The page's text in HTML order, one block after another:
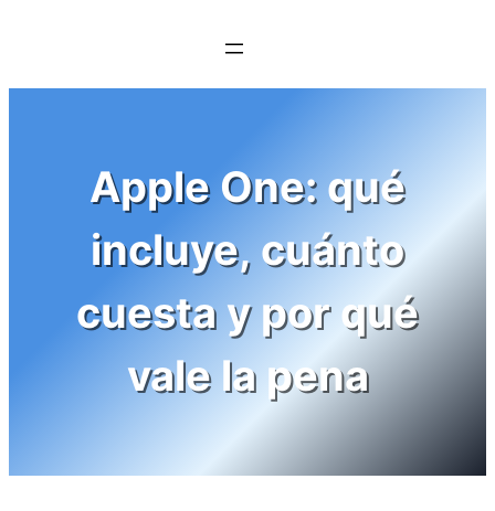
Apple One: qué
incluye, cuánto
cuesta y por qué
vale la pena